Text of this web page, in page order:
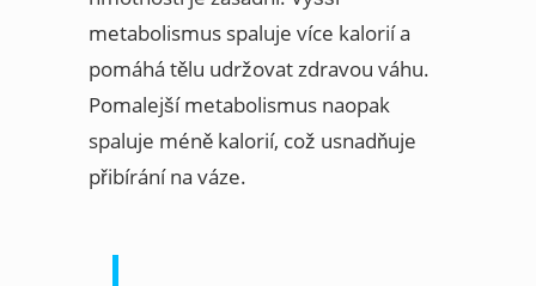
metabolismus spaluje více kalorií a
pomáhá tělu udržovat zdravou váhu.
Pomalejší metabolismus naopak
spaluje méně kalorií, což usnadňuje
přibírání na váze.